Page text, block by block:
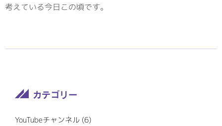
考えている今日この頃です。
YouTubeチャンネル (6)